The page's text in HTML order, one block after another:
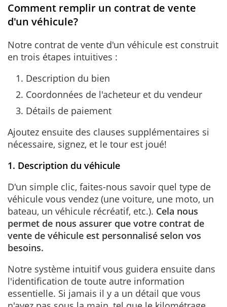
Comment remplir un contrat de vente
d'un véhicule?
Notre contrat de vente d'un véhicule est construit
en trois étapes intuitives :
Description du bien
Coordonnées de l'acheteur et du vendeur
Détails de paiement
Ajoutez ensuite des clauses supplémentaires si
nécessaire, signez, et le tour est joué!
1. Description du véhicule
D'un simple clic, faites-nous savoir quel type de
véhicule vous vendez (une voiture, une moto, un
bateau, un véhicule récréatif, etc.). Cela nous
permet de nous assurer que votre contrat de
vente de véhicule est personnalisé selon vos
besoins.
Notre système intuitif vous guidera ensuite dans
l'identification de toute autre information
essentielle. Si jamais il y a un détail que vous